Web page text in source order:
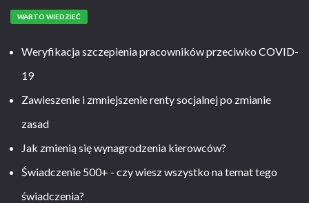
WARTO WIEDZIEĆ
Weryfikacja szczepienia pracowników przeciwko COVID-
19
Zawieszenie i zmniejszenie renty socjalnej po zmianie
zasad
Jak zmienią się wynagrodzenia kierowców?
Świadczenie 500+ - czy wiesz wszystko na temat tego
świadczenia?